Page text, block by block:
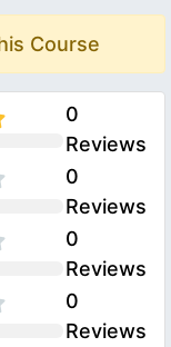
Course
0
Reviews
0
Reviews
0
Reviews
0
Reviews